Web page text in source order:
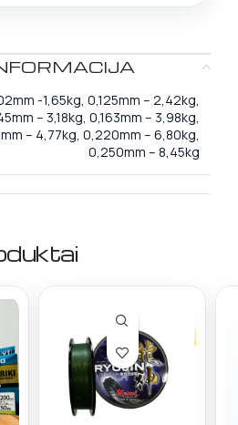
-1,65kg, 0,125mm – 2,42kg,
– 3,18kg, 0,163mm – 3,98kg,
– 4,77kg, 0,220mm – 6,80kg,
0,250mm – 8,45kg